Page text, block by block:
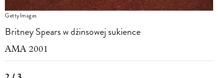
GettyImages
Britney Spears w dżinsowej sukience
AMA 2001